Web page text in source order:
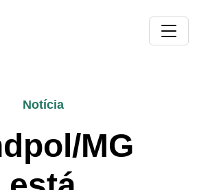
Notícia
MG